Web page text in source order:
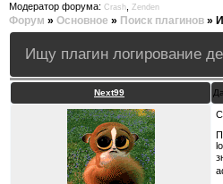
Модератор форума: Crash Zenden
Форум » Основное » Поиск плагинов »
Ищу плагин логирование
Next99